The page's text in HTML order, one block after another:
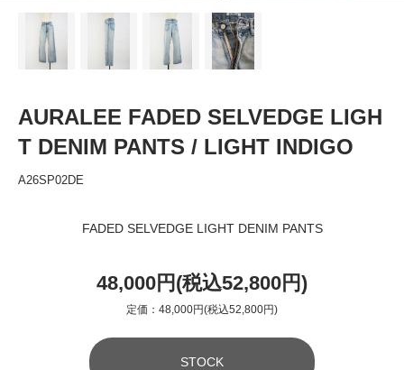
AURALEE FADED SELVEDGE LIGH
T DENIM PANTS / LIGHT INDIGO
A26SP02DE
FADED SELVEDGE LIGHT DENIM PANTS
48,000円(税込52,800円)
定価：48,000円(税込52,800円)
STOCK